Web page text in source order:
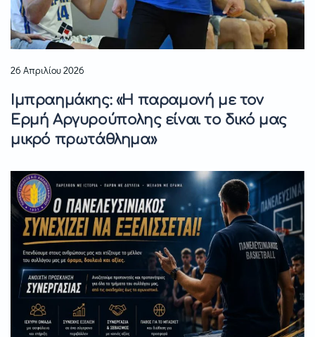
26 Απριλίου 2026
Ιμπραημάκης: «Η παραμονή με τον
Ερμή Αργυρούπολης είναι το δικό μας
μικρό πρωτάθλημα»